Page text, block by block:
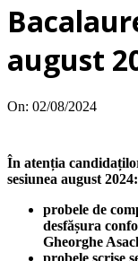
august
On: 02/08/2024
În atenția
sesiunea august 2024:
probele de
desfășura
Gheorghe
probele scrise